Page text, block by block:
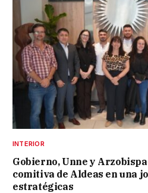
INTERIOR
Gobierno, Unne y
comitiva de Aldeas en una
estratégicas